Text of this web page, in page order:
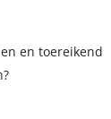
en toereikend